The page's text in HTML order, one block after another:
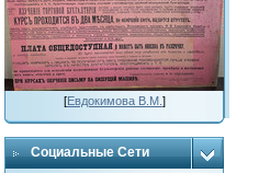
[Евдокимова В.М. ]
Социальные Сети